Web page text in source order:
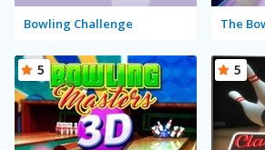
Bowling Challenge The
5 5